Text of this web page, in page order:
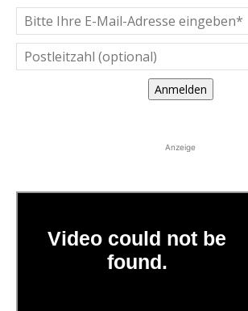
Anmelden
Anzeige